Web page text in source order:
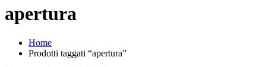
apertura
Home
Prodotti taggati “apertura”